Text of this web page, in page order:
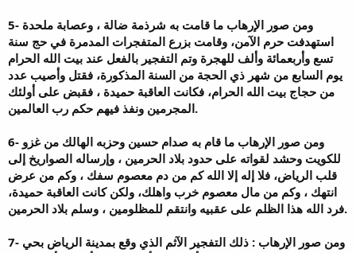
5- ومن صور الإرهاب ما قامت به شرذمة ضالة ، وعصابة ملحدة
استهدفت حرم الآمن، وقامت بزرع المتفجرات المدمرة في حج سنة
تسع وأربعمائة وألف للهجرة وتم التفجير بالفعل عند بيت الله الحرام
يوم السابع من شهر ذي الحجة من السنة المذكورة، فقتل وأصيب عدد
من حجاج بيت الله الحرام، فكانت العاقبة حميدة ، فقبض على أولئك
المجرمين ونفذ فيهم حكم رب العالمين.
6- ومن صور الإرهاب ما قام به صدام حسين وحزبه الهالك من غزو
للكويت وحشد لقواته على حدود بلاد الحرمين ، وإرساله الصواريخ إلى
قلب الرياض، فلا إله إلا الله كم من دم معصوم سفك ، وكم من عرض
انتهك ، وكم من مال معصوم خرب واهلك، ولكن كانت العاقبة حميدة،
فرد الله هذا الظلم على عقبيه وانتقم للمظلومين ، وسلم بلاد الحرمين.
7- ومن صور الإرهاب : ذلك التفجير الآثم الذي وقع بمدينة الرياض بحي